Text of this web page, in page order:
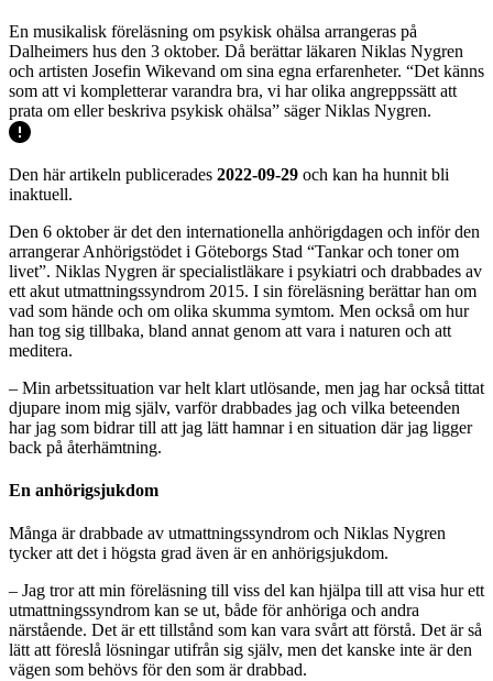
En musikalisk föreläsning om psykisk ohälsa arrangeras på
Dalheimers hus den 3 oktober. Då berättar läkaren Niklas Nygren
och artisten Josefin Wikevand om sina egna erfarenheter. “Det känns
som att vi kompletterar varandra bra, vi har olika angreppssätt att
prata om eller beskriva psykisk ohälsa” säger Niklas Nygren.
Den här artikeln publicerades 2022-09-29 och kan ha hunnit bli
inaktuell.
Den 6 oktober är det den internationella anhörigdagen och inför den
arrangerar Anhörigstödet i Göteborgs Stad “Tankar och toner om
livet”. Niklas Nygren är specialistläkare i psykiatri och drabbades av
ett akut utmattningssyndrom 2015. I sin föreläsning berättar han om
vad som hände och om olika skumma symtom. Men också om hur
han tog sig tillbaka, bland annat genom att vara i naturen och att
meditera.
– Min arbetssituation var helt klart utlösande, men jag har också tittat
djupare inom mig själv, varför drabbades jag och vilka beteenden
har jag som bidrar till att jag lätt hamnar i en situation där jag ligger
back på återhämtning.
En anhörigsjukdom
Många är drabbade av utmattningssyndrom och Niklas Nygren
tycker att det i högsta grad även är en anhörigsjukdom.
– Jag tror att min föreläsning till viss del kan hjälpa till att visa hur ett
utmattningssyndrom kan se ut, både för anhöriga och andra
närstående. Det är ett tillstånd som kan vara svårt att förstå. Det är så
lätt att föreslå lösningar utifrån sig själv, men det kanske inte är den
vägen som behövs för den som är drabbad.